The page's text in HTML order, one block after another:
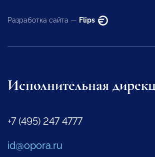
Разработка сайта — Flips
Исполнительная
+7 (495) 247 4777
id@opora.ru